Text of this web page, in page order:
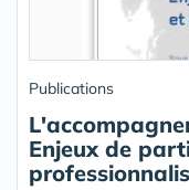
Publications
Enjeux de